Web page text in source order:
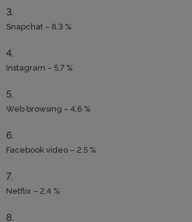
Snapchat – 8,3 %
Instagram – 5,7 %
Web browsing – 4,6 %
Facebook video – 2,5 %
Netflix – 2,4 %